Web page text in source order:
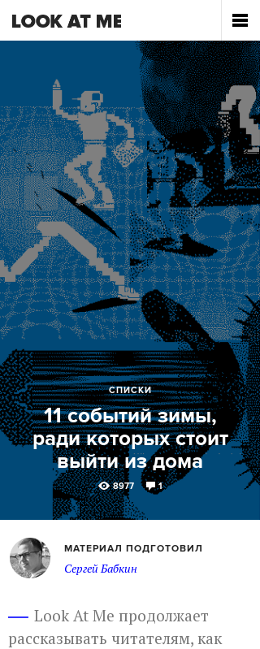
СПИСКИ
11 событий зимы,
ради которых стоит
выйти из дома
8977 1
МАТЕРИАЛ ПОДГОТОВИЛ
Сергей Бабкин
Look At Me продолжает
рассказывать читателям, как